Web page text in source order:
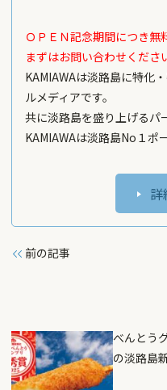
ＯＰＥＮ記念期間につき無
まずはお問い合わせくださ
KAMIAWAは淡路島に特化
ルメディアです。
共に淡路島を盛り上げるパ
KAMIAWAは淡路島No１ポ
詳
前の記事
べんとう
の淡路島